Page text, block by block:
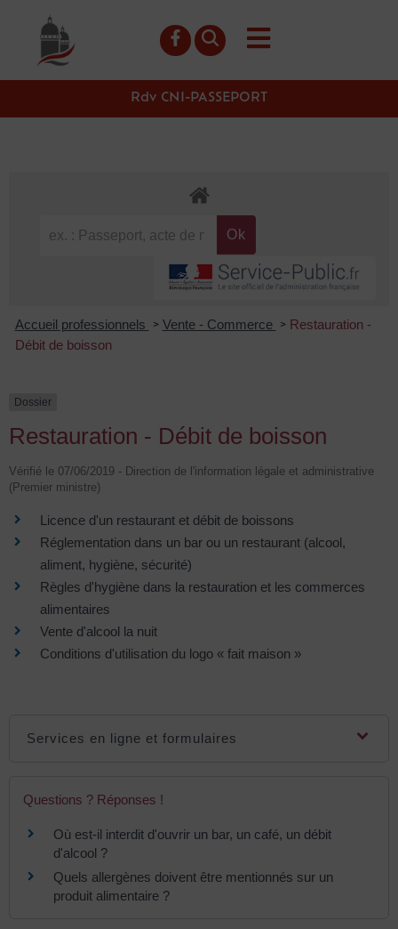
principal
Rdv CNI-PASSEPORT
Accueil professionnels > Vente - Commerce > Restauration -
Débit de boisson
Dossier
Restauration - Débit de boisson
Vérifié le 07/06/2019 - Direction de l'information légale et administrative
(Premier ministre)
Licence d'un restaurant et débit de boissons
Réglementation dans un bar ou un restaurant (alcool,
aliment, hygiène, sécurité)
Règles d'hygiène dans la restauration et les commerces
alimentaires
Vente d'alcool la nuit
Conditions d'utilisation du logo « fait maison »
Services en ligne et formulaires
Questions ? Réponses !
Où est-il interdit d'ouvrir un bar, un café, un débit
d'alcool ?
Quels allergènes doivent être mentionnés sur un
produit alimentaire ?